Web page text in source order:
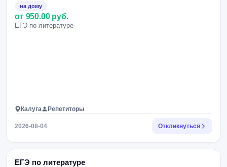
на дому
от 950.00 руб.
ЕГЭ по литературе
Калуга Репетиторы
2026-08-04 Откликнуться
ЕГЭ по литературе